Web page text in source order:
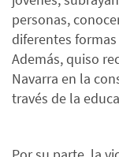
personas,
diferentes
Además, quiso
Navarra en la
través de la